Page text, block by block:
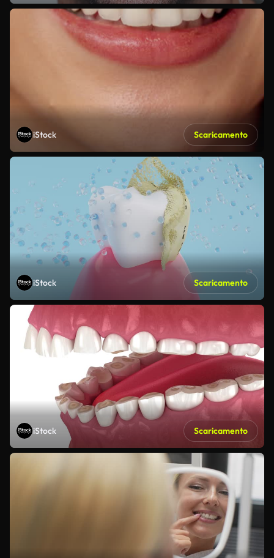
iStock Scaricamento
iStock Scaricamento
iStock Scaricamento